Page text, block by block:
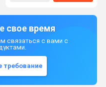
свое время
связаться с вами с
требование